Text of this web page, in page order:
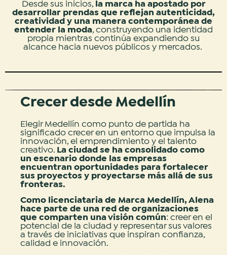
Desde sus inicios, la marca ha apostado por
desarrollar prendas que reflejan autenticidad,
creatividad y una manera contemporánea de
entender la moda, construyendo una identidad
propia mientras continúa expandiendo su
alcance hacia nuevos públicos y mercados.
Crecer desde Medellín
Elegir Medellín como punto de partida ha
significado crecer en un entorno que impulsa la
innovación, el emprendimiento y el talento
creativo. La ciudad se ha consolidado como
un escenario donde las empresas
encuentran oportunidades para fortalecer
sus proyectos y proyectarse más allá de sus
fronteras.
Como licenciataria de Marca Medellín, Alena
hace parte de una red de organizaciones
que comparten una visión común: creer en el
potencial de la ciudad y representar sus valores
a través de iniciativas que inspiran confianza,
calidad e innovación.